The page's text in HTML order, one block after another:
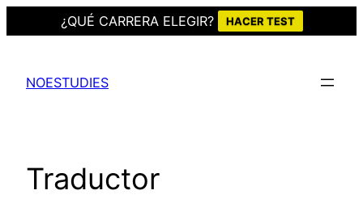
¿QUÉ CARRERA ELEGIR? HACER TEST
contenido
NOESTUDIES
Traductor